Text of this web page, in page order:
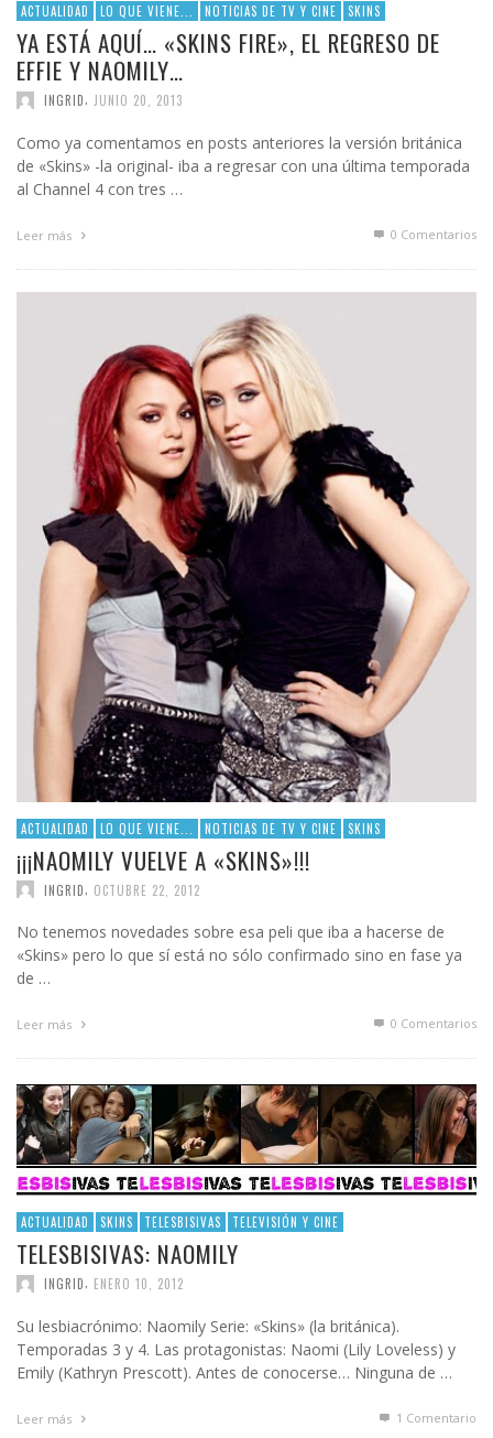
ACTUALIDAD LO QUE VIENE... NOTICIAS DE TV Y CINE SKINS
YA ESTÁ AQUÍ… «SKINS FIRE», EL REGRESO DE
EFFIE Y NAOMILY…
INGRID JUNIO 20, 2013
Como ya comentamos en posts anteriores la versión británica
de «Skins» -la original- iba a regresar con una última temporada
al Channel 4 con tres …
Leer más 0 Comentarios
ACTUALIDAD LO QUE VIENE... NOTICIAS DE TV Y CINE SKINS
¡¡¡NAOMILY VUELVE A «SKINS»!!!
INGRID OCTUBRE 22, 2012
No tenemos novedades sobre esa peli que iba a hacerse de
«Skins» pero lo que sí está no sólo confirmado sino en fase ya
de …
Leer más 0 Comentarios
ACTUALIDAD SKINS TELESBISIVAS TELEVISIÓN Y CINE
TELESBISIVAS: NAOMILY
INGRID, ENERO 10, 2012
Su lesbiacrónimo: Naomily Serie: «Skins» (la británica).
Temporadas 3 y 4. Las protagonistas: Naomi (Lily Loveless) y
Emily (Kathryn Prescott). Antes de conocerse… Ninguna de …
Leer más 1 Comentario